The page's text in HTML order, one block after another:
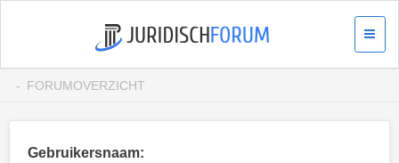
FORUMOVERZICHT
Gebruikersnaam: